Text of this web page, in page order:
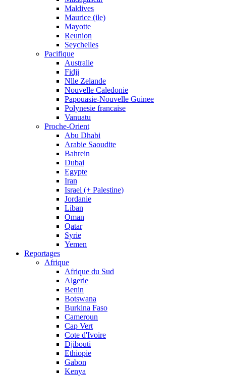
Maldives
Maurice (ile)
Mayotte
Reunion
Seychelles
Pacifique
Australie
Fidji
Nlle Zelande
Nouvelle Caledonie
Papouasie-Nouvelle Guinee
Polynesie francaise
Vanuatu
Proche-Orient
Abu Dhabi
Arabie Saoudite
Bahrein
Dubai
Egypte
Iran
Israel (+ Palestine)
Jordanie
Liban
Oman
Qatar
Syrie
Yemen
Reportages
Afrique
Afrique du Sud
Algerie
Benin
Botswana
Burkina Faso
Cameroun
Cap Vert
Cote d'Ivoire
Djibouti
Ethiopie
Gabon
Kenya